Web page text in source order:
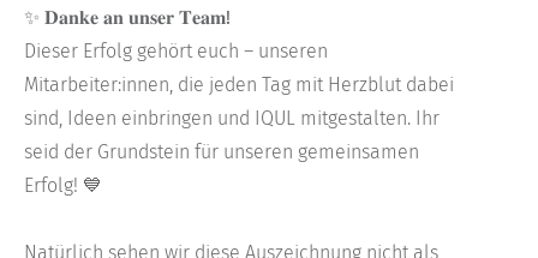
✨ 𝐃𝐚𝐧𝐤𝐞 𝐚𝐧 𝐮𝐧𝐬𝐞𝐫 𝐓𝐞𝐚𝐦!
Dieser Erfolg gehört euch – unseren
Mitarbeiter:innen, die jeden Tag mit Herzblut dabei
sind, Ideen einbringen und IQUL mitgestalten. Ihr
seid der Grundstein für unseren gemeinsamen
Erfolg! 💙
Natürlich sehen wir diese Auszeichnung nicht als